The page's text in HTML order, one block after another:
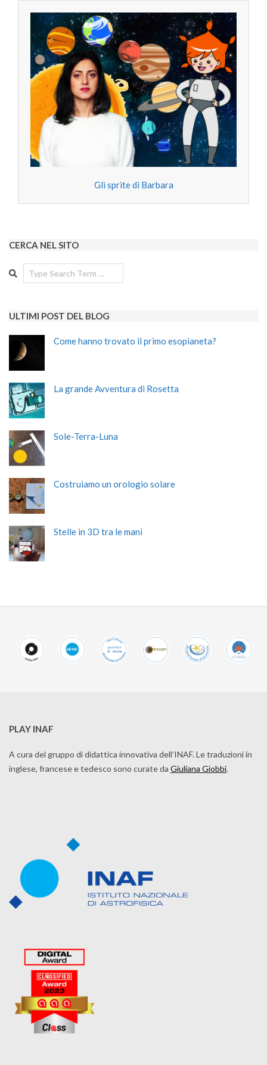
Gli sprite di Barbara
CERCA NEL SITO
Search
ULTIMI POST DEL BLOG
Come hanno trovato il primo esopianeta?
La grande Avventura di Rosetta
Sole-Terra-Luna
Costruiamo un orologio solare
Stelle in 3D tra le mani
PLAY INAF
A cura del gruppo di didattica innovativa dell’INAF. Le traduzioni in
inglese, francese e tedesco sono curate da Giuliana Giobbi.